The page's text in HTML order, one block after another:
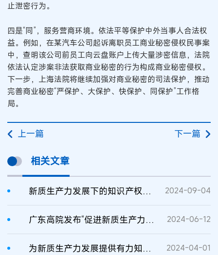
止泄密行为。
四是“同”，服务营商环境。依法平等保护中外当事人合法权
益。例如，在某汽车公司起诉离职员工商业秘密侵权民事案
中，查明该公司前员工向云盘账户上传大量涉密信息，法院
依法认定涉案非法获取商业秘密的行为构成商业秘密侵权。
下一步，上海法院将继续加强对商业秘密的司法保护，推动
完善商业秘密“严保护、大保护、快保护、同保护”工作格
局。
上一篇 下一篇
相关文章
新质生产力发展下的知识产权保护对策研究 2024-09-04
广东高院发布“促进新质生产力发展”知识产权保护典型案例 2024-06-12
为新质生产力发展提供有力知识产权司法保 2024-04-01